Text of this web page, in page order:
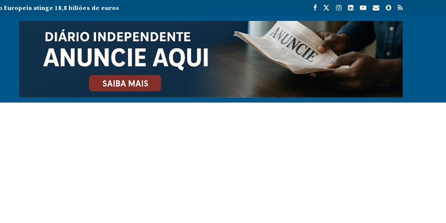
18,8 biliões de euros em 2025 e Alemanha reforça liderança económica Empresas chinesas anunciam investimento de 150 milhões